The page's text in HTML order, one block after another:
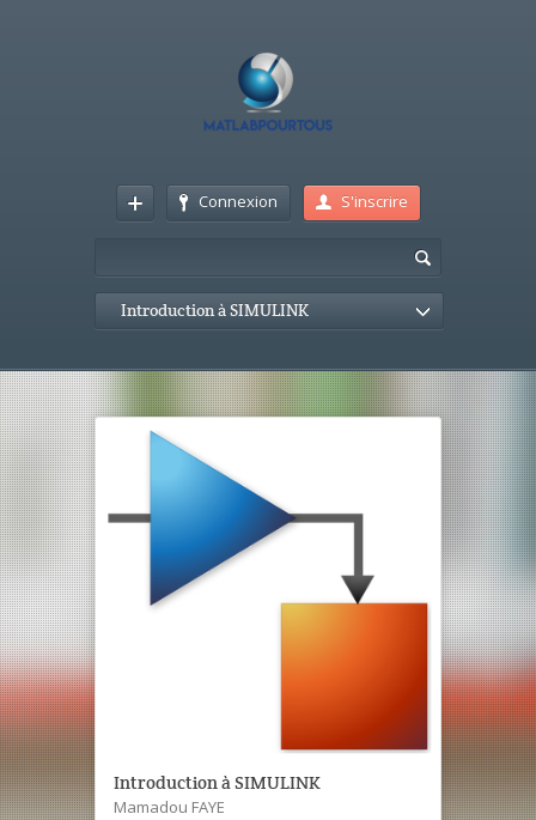
Connexion S'inscrire
Introduction à SIMULINK
Introduction à SIMULINK
Mamadou FAYE